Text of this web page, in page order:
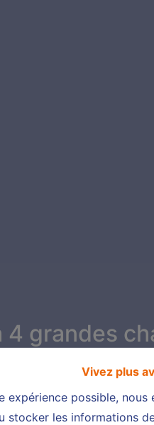
Vivez plus
expérience possible,
stocker les informations
grandes
3 à 4 grandes